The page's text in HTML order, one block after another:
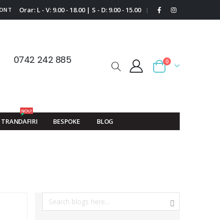
Orar: L - V: 9.00 - 18.00 | S - D: 9.00 - 15.00 |
0742 242 885
Cart
0
TRANDAFIRI
NOU!
BESPOKE BLOG